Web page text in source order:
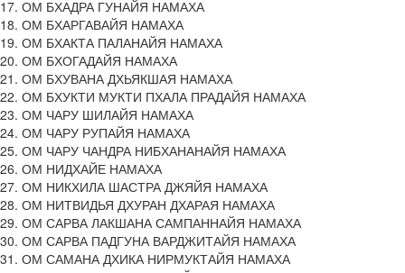
17. ОМ БХАДРА ГУНАЙЯ НАМАХА
18. ОМ БХАРГАВАЙЯ НАМАХА
19. ОМ БХАКТА ПАЛАНАЙЯ НАМАХА
20. ОМ БХОГАДАЙЯ НАМАХА
21. ОМ БХУВАНА ДХЬЯКШАЯ НАМАХА
22. ОМ БХУКТИ МУКТИ ПХАЛА ПРАДАЙЯ НАМАХА
23. ОМ ЧАРУ ШИЛАЙЯ НАМАХА
24. ОМ ЧАРУ РУПАЙЯ НАМАХА
25. ОМ ЧАРУ ЧАНДРА НИБХАНАНАЙЯ НАМАХА
26. ОМ НИДХАЙЕ НАМАХА
27. ОМ НИКХИЛА ШАСТРА ДЖЯЙЯ НАМАХА
28. ОМ НИТВИДЬЯ ДХУРАН ДХАРАЯ НАМАХА
29. ОМ САРВА ЛАКШАНА САМПАННАЙЯ НАМАХА
30. ОМ САРВА ПАДГУНА ВАРДЖИТАЙЯ НАМАХА
31. ОМ САМАНА ДХИКА НИРМУКТАЙЯ НАМАХА